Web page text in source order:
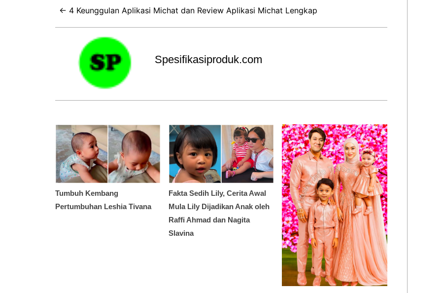
← 4 Keunggulan Aplikasi Michat dan Review Aplikasi Michat Lengkap
Spesifikasiproduk.com
Tumbuh Kembang
Pertumbuhan Leshia Tivana
Fakta Sedih Lily, Cerita Awal
Mula Lily Dijadikan Anak oleh
Raffi Ahmad dan Nagita
Slavina